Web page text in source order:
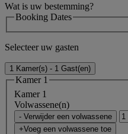
Wat is uw bestemming?
Booking Dates
Selecteer uw gasten
1 Kamer(s) - 1 Gast(en)
Kamer 1
Kamer 1
Volwassene(n)
- Verwijder een volwassene
+Voeg een volwassene toe